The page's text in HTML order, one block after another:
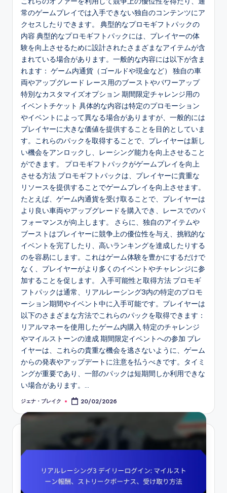
常のゲームプレイでは入手できない独自のコンテンツにア
クセスしたりできます。 典型的なプロモギフトパックの
内容 典型的なプロモギフトパックには、プレイヤーの体
験を向上させるために設計されたさまざまなアイテムが含
まれている場合があります。一般的な内容には以下が含ま
れます： ゲーム内通貨（ゴールドや現金など） 独自の車
両やアップグレード レース用のブーストやパワーアップ
特別なカスタマイズオプション 期間限定チャレンジ用の
イベントチケット 具体的な内容は特定のプロモーション
やイベントによって異なる場合がありますが、一般的には
プレイヤーに大きな価値を提供することを目的としていま
す。これらのパックを取得することで、プレイヤーは新し
い機会をアンロックし、レーシング能力を向上させること
ができます。 プロモギフトパックがゲームプレイを向上
させる方法 プロモギフトパックは、プレイヤーに貴重な
リソースを提供することでゲームプレイを向上させます。
たとえば、ゲーム内通貨を受け取ることで、プレイヤーは
より良い車両やアップグレードを購入でき、レースでのパ
フォーマンスが向上します。 さらに、独自のアイテムや
ブーストはプレイヤーに競争上の優位性を与え、挑戦的な
イベントを完了したり、高いランキングを達成したりする
のを容易にします。これはゲーム体験を豊かにするだけで
なく、プレイヤーがより多くのイベントやチャレンジに参
加することを促します。 入手可能性と取得方法 プロモギ
フトパックは通常、リアルレーシング3内の特定のプロモ
ーション期間やイベント中に入手可能です。プレイヤーは
以下のさまざまな方法でこれらのパックを取得できます：
リアルマネーを使用したゲーム内購入 特定のチャレンジ
やマイルストーンの達成 期間限定イベントへの参加 プレ
イヤーは、これらの貴重な機会を逃さないように、ゲーム
からの発表やアップデートに注意を払うべきです。タイミ
ングが重要であり、一部のパックは短期間しか利用できな
い場合があります。…
Posted
ジェナ・ブレイク 20/02/2026